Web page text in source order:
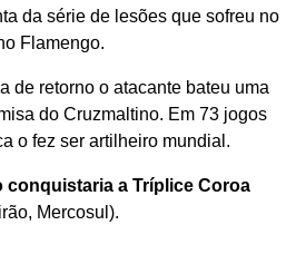
da série de lesões que sofreu no
Flamengo.
de retorno o atacante bateu uma
do Cruzmaltino. Em 73 jogos
o fez ser artilheiro mundial.
conquistaria a Tríplice Coroa
Mercosul).